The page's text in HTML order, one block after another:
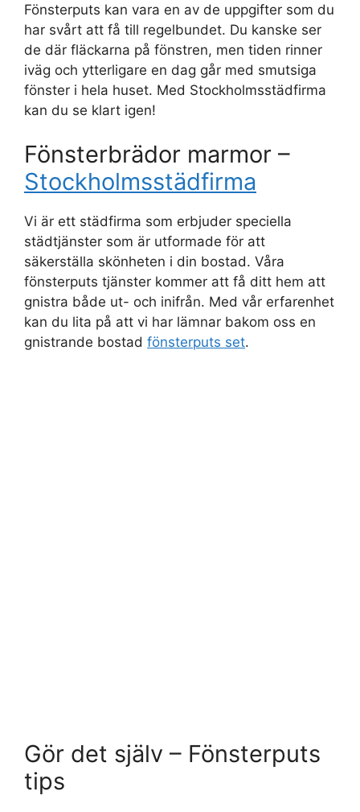
Fönsterputs kan vara en av de uppgifter som du
har svårt att få till regelbundet. Du kanske ser
de där fläckarna på fönstren, men tiden rinner
iväg och ytterligare en dag går med smutsiga
fönster i hela huset. Med Stockholmsstädfirma
kan du se klart igen!
Fönsterbrädor marmor –
Stockholmsstädfirma
Vi är ett städfirma som erbjuder speciella
städtjänster som är utformade för att
säkerställa skönheten i din bostad. Våra
fönsterputs tjänster kommer att få ditt hem att
gnistra både ut- och inifrån. Med vår erfarenhet
kan du lita på att vi har lämnar bakom oss en
gnistrande bostad fönsterputs set.
Gör det själv – Fönsterputs
tips